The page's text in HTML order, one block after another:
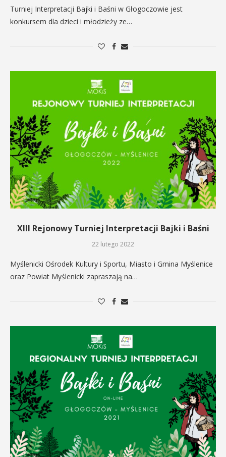
Turniej Interpretacji Bajki i Baśni w Głogoczowie jest
konkursem dla dzieci i młodzieży ze…
XIII Rejonowy Turniej Interpretacji Bajki i Baśni
22 lutego 2022
Myślenicki Ośrodek Kultury i Sportu, Miasto i Gmina Myślenice
oraz Powiat Myślenicki zapraszają na…